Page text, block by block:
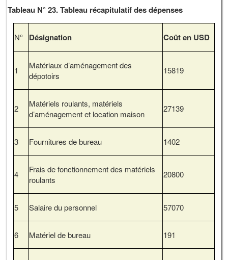
Tableau N° 23. Tableau récapitulatif des dépenses
N° Désignation Coût en USD
1
Matériaux d’aménagement des
dépotoirs
15819
2
Matériels roulants, matériels
d’aménagement et location maison
27139
3 Fournitures de bureau 1402
4
Frais de fonctionnement des matériels
roulants
20800
5 Salaire du personnel 57070
6 Matériel de bureau 191